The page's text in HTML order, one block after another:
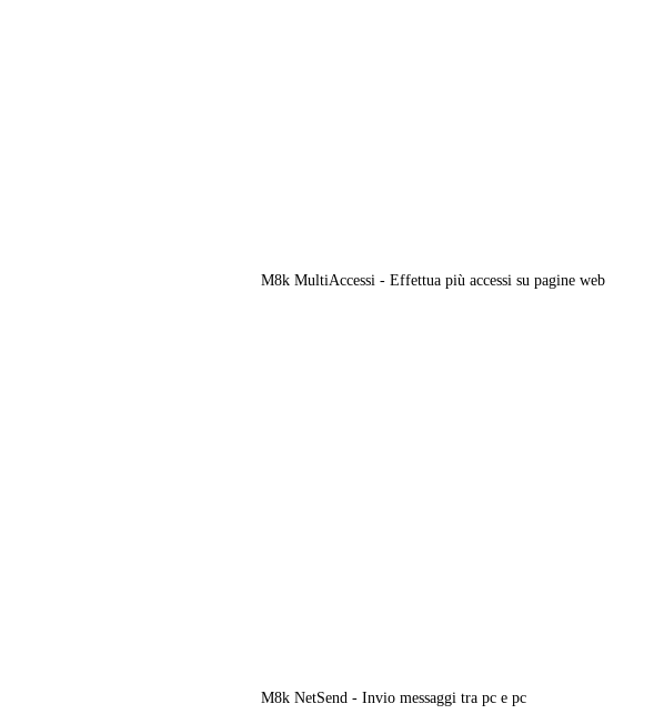
M8k MultiAccessi - Effettua più accessi su pagine web
M8k NetSend - Invio messaggi tra pc e pc